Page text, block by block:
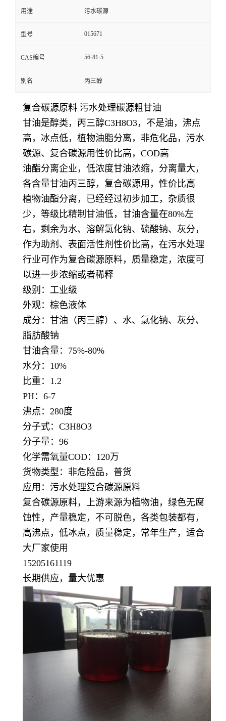
用途 污水碳源
型号 015671
CAS编号 56-81-5
别名 丙三醇
复合碳源原料 污水处理碳源粗甘油
甘油是醇类，丙三醇C3H8O3，不是油，沸点
高，冰点低，植物油脂分离，非危化品，污水
碳源、复合碳源用性价比高，COD高
油酯分离企业，低浓度甘油浓缩，分离量大，
各含量甘油丙三醇，复合碳源用，性价比高
植物油酯分离，已经经过初步加工，杂质很
少，等级比精制甘油低，甘油含量在80%左
右，剩余为水、溶解氯化钠、硫酸钠、灰分，
作为助剂、表面活性剂性价比高，在污水处理
行业可作为复合碳源原料，质量稳定，浓度可
以进一步浓缩或者稀释
级别：工业级
外观：棕色液体
成分：甘油（丙三醇）、水、氯化钠、灰分、
脂肪酸钠
甘油含量：75%-80%
水分：10%
比重：1.2
PH：6-7
沸点：280度
分子式：C3H8O3
分子量：96
化学需氧量COD：120万
货物类型：非危险品，普货
应用：污水处理复合碳源原料
复合碳源原料，上游来源为植物油，绿色无腐
蚀性，产量稳定，不可脱色，各类包装都有，
高沸点，低冰点，质量稳定，常年生产，适合
大厂家使用
15205161119
长期供应，量大优惠